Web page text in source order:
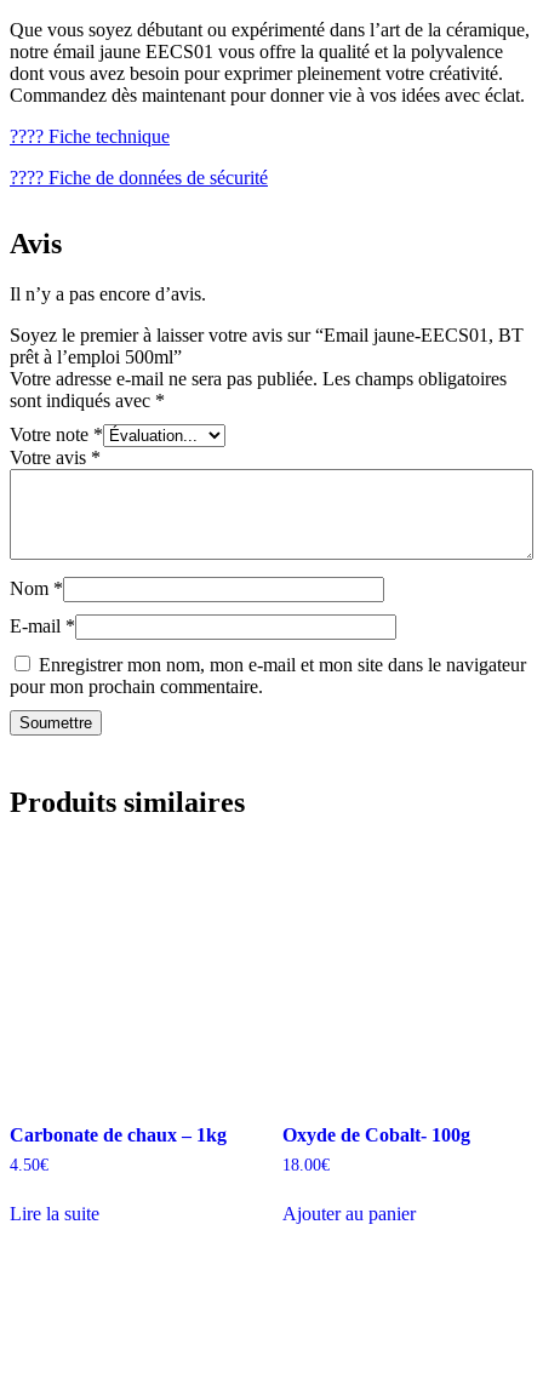
Que vous soyez débutant ou expérimenté dans l’art de la céramique,
notre émail jaune EECS01 vous offre la qualité et la polyvalence
dont vous avez besoin pour exprimer pleinement votre créativité.
Commandez dès maintenant pour donner vie à vos idées avec éclat.
???? Fiche technique
???? Fiche de données de sécurité
Avis
Il n’y a pas encore d’avis.
Soyez le premier à laisser votre avis sur “Email jaune-EECS01, BT
prêt à l’emploi 500ml”
Votre adresse e-mail ne sera pas publiée. Les champs obligatoires
sont indiqués avec *
Votre note *
Votre avis *
Nom *
E-mail *
Enregistrer mon nom, mon e-mail et mon site dans le navigateur
pour mon prochain commentaire.
Produits similaires
Carbonate de chaux – 1kg
4.50€
Lire la suite
Oxyde de Cobalt- 100g
18.00€
Ajouter au panier